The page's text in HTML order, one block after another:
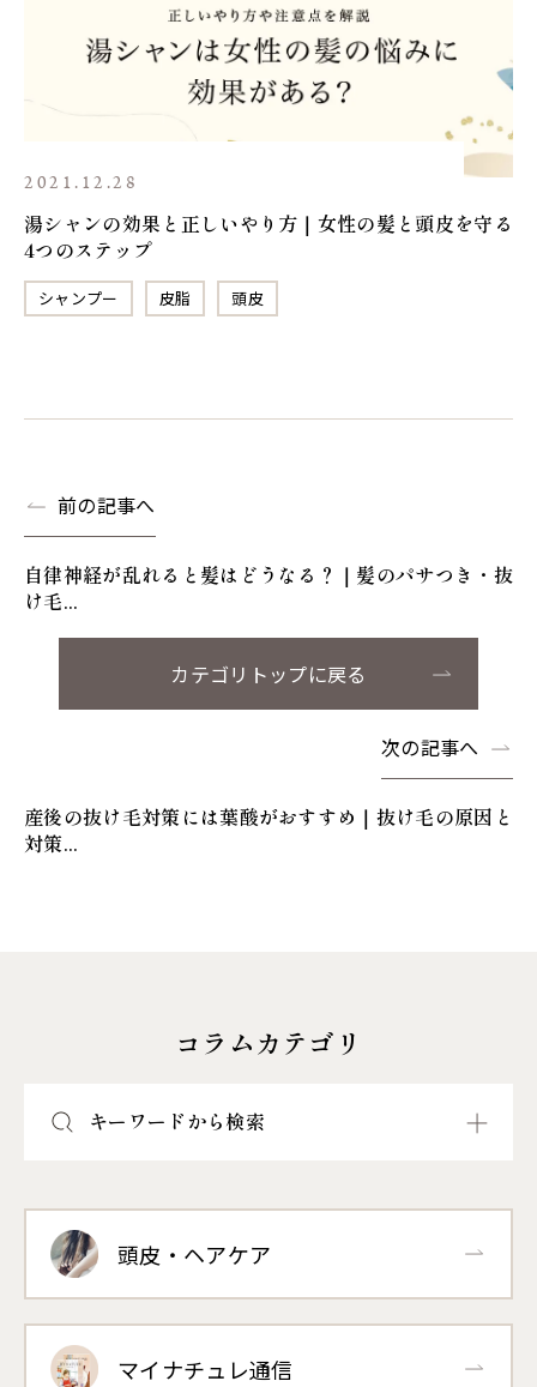
2021.12.28
湯シャンの効果と正しいやり方｜女性の髪と頭皮を守る
4つのステップ
シャンプー 皮脂 頭皮
前の記事へ
自律神経が乱れると髪はどうなる？｜髪のパサつき・抜
け毛...
カテゴリトップに戻る
次の記事へ
産後の抜け毛対策には葉酸がおすすめ｜抜け毛の原因と
対策...
コラムカテゴリ
キーワードから検索
頭皮・ヘアケア
マイナチュレ通信